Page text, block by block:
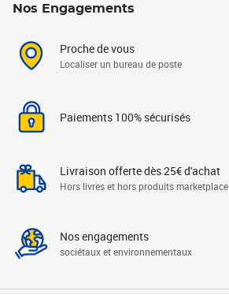
Nos Engagements
Proche de vous
Localiser un bureau de poste
Paiements 100% sécurisés
Livraison offerte dès 25€ d'achat
Hors livres et hors produits marketplace
Nos engagements
sociétaux et environnementaux